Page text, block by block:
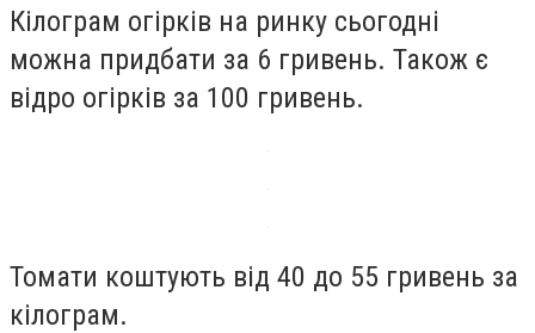
Кілограм огірків на ринку сьогодні
можна придбати за 6 гривень. Також є
відро огірків за 100 гривень.
Томати коштують від 40 до 55 гривень за
кілограм.